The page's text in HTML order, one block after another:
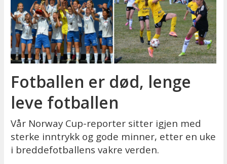
Fotballen er død, lenge
leve fotballen
Vår Norway Cup-reporter sitter igjen med
sterke inntrykk og gode minner, etter en uke
i breddefotballens vakre verden.